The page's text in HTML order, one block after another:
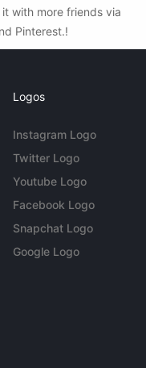
with more friends via
Pinterest.!
Logos
Instagram Logo
Twitter Logo
Youtube Logo
Facebook Logo
Snapchat Logo
Google Logo